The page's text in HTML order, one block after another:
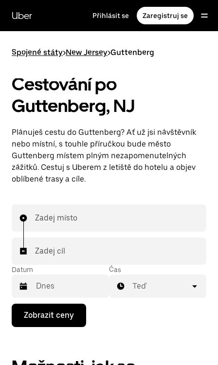
hlavní
obsah
Uber Přihlásit se Zaregistruj se
Spojené státy>New Jersey>Guttenberg
Cestování po
Guttenberg, NJ
Plánuješ cestu do Guttenberg? Ať už jsi návštěvník
nebo místní, s touhle příručkou bude město
Guttenberg místem plným nezapomenutelných
zážitků. Cestuj s Uberem z letiště do hotelu a objev
oblíbené trasy a cíle.
Zadej místo
Zadej cíl
Datum
Stisknutím
klávesy
se
kalendář
Čas
Teď
Zobrazit ceny